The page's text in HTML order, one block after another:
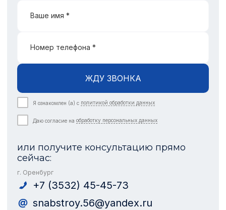
Ваше имя *
Номер телефона *
ЖДУ ЗВОНКА
Я ознакомлен (а) с политикой обработки данных
Даю согласие на обработку персональных данных
или получите консультацию прямо
сейчас:
г. Оренбург
+7 (3532) 45-45-73
snabstroy.56@yandex.ru